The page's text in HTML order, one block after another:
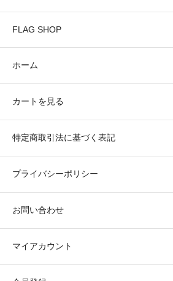
FLAG SHOP
ホーム
カートを見る
特定商取引法に基づく表記
プライバシーポリシー
お問い合わせ
マイアカウント